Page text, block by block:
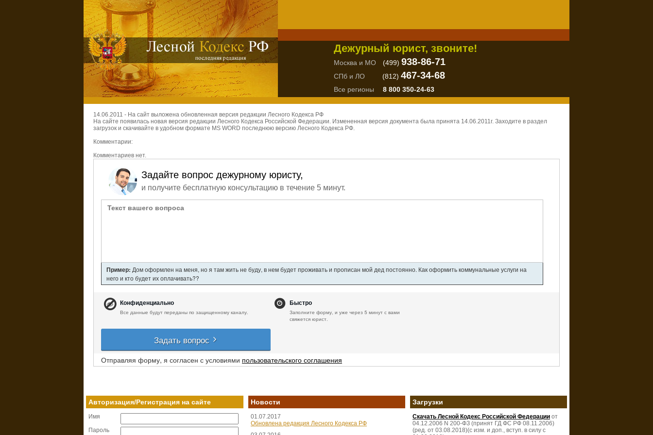
Дежурный юрист, звоните!
Москва и МО (499) 938-86-71
СПб и ЛО (812) 467-34-68
Все регионы 8 800 350-24-63
14.06.2011 - На сайт выложена обновленная версия редакции Лесного Кодекса РФ
На сайте появилась новая версия редакции Лесного Кодекса Российской Федерации. Измененная версия документа была принята 14.06.2011г. Заходите в раздел
загрузок и скачивайте в удобном формате MS WORD последнюю версию Лесного Кодекса РФ.
Комментарии:
Комментариев нет.
Задайте вопрос дежурному юристу,
и получите бесплатную консультацию в течение 5 минут.
Пример: Дом оформлен на меня, но я там жить не буду, в нем будет проживать и прописан мой дед постоянно. Как оформить коммунальные услуги на
него и кто будет их оплачивать??
Конфиденциально
Все данные будут переданы по защищенному каналу.
Быстро
Заполните форму, и уже через 5 минут с вами
свяжется юрист.
Задать вопрос
Отправляя форму, я согласен с условиями пользовательского соглашения
Авторизация/Регистрация на сайте
Имя
Пароль
Новости
01.07.2017
Обновлена редакция Лесного Кодекса РФ
Загрузки
Скачать Лесной Кодекс Российской Федерации от
04.12.2006 N 200-ФЗ (принят ГД ФС РФ 08.11.2006)
(ред. от 03.08.2018)(с изм. и доп., вступ. в силу с